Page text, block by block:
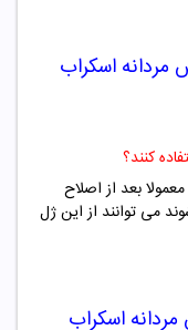
اسکراب
کنند؟
بعد از اصلاح
می توانند از این ژل
اسکراب